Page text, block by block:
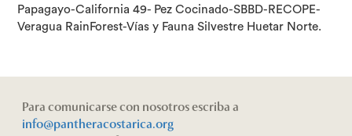
Papagayo-California 49- Pez Cocinado-SBBD-RECOPE-
Veragua RainForest-Vías y Fauna Silvestre Huetar Norte.
Para comunicarse con nosotros escriba a
info@pantheracostarica.org